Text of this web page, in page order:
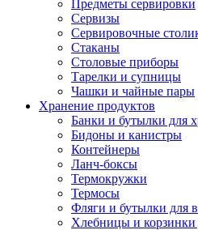
Предметы сервировки
Сервизы
Сервировочные
Стаканы
Столовые приборы
Тарелки и супницы
Чашки и чайные пары
Хранение продуктов
Банки и бутылки для
Бидоны и канистры
Контейнеры
Ланч-боксы
Термокружки
Термосы
Фляги и бутылки для
Хлебницы и корзинки